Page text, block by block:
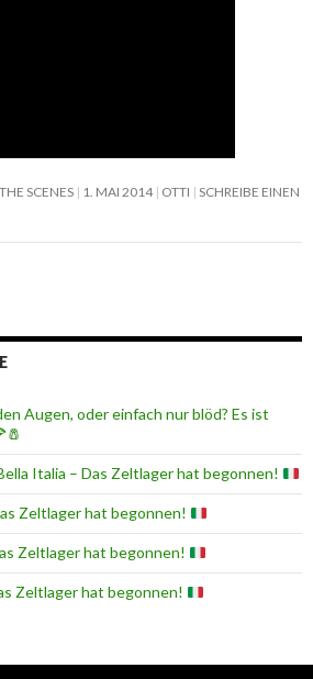
SCENES 1. MAI 2014 OTTI SCHREIBE EINEN
Augen, oder einfach nur blöd? Es ist
Italia – Das Zeltlager hat begonnen!
Zeltlager hat begonnen!
Zeltlager hat begonnen!
Zeltlager hat begonnen!